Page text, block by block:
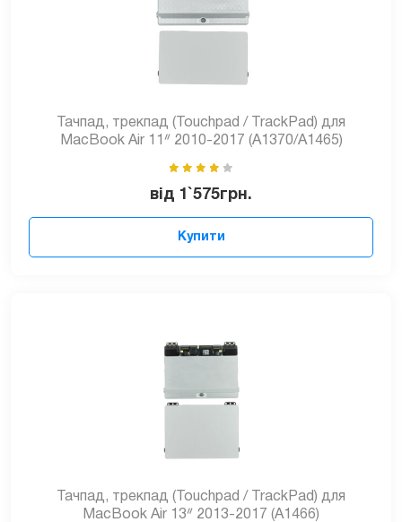
Тачпад, трекпад (Touchpad / TrackPad) для
MacBook Air 11ᐥ 2010-2017 (A1370/A1465)
від 1`575грн.
Купити
Тачпад, трекпад (Touchpad / TrackPad) для
MacBook Air 13ᐥ 2013-2017 (A1466)